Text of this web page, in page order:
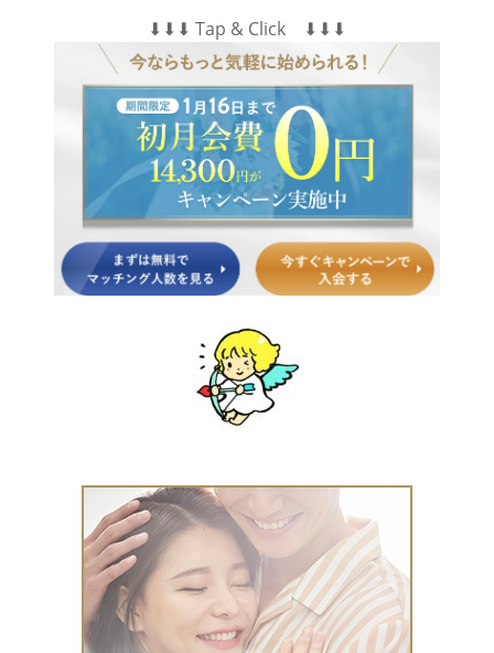
⬇︎⬇︎⬇︎ Tap & Click ⬇︎⬇︎⬇︎